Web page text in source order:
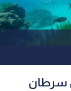
سرطان